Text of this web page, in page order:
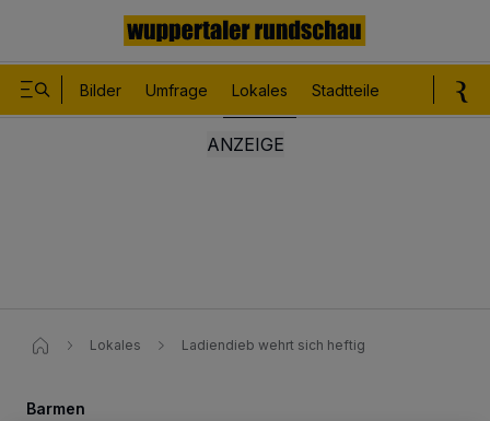
Bilder Umfrage Lokales Stadtteile
Lokales Ladiendieb wehrt sich heftig
Barmen